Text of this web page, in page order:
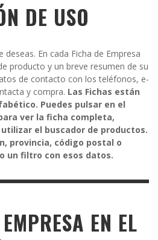
DE USO
deseas. En cada Ficha de Empresa
producto y un breve resumen de su
de contacto con los teléfonos, e-
y compra. Las Fichas están
Puedes pulsar en el
ver la ficha completa,
el buscador de productos.
provincia, código postal o
un filtro con esos datos.
EN EL